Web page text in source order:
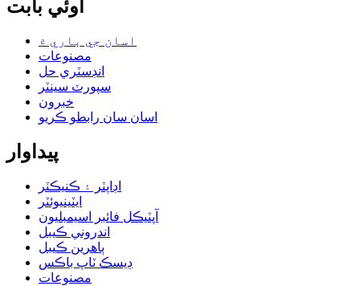
اوئي بابت
اسان جي باري ۾
مصنوعات
انڊسٽري حل
سپورٽ سينٽر
خبرون
اسان سان رابطو ڪريو
پيداوار
اڊاپٽر ۽ ڪنيڪٽر
ايٽينيوئٽر
آپٽيڪل فائبر اسيمبليون
اندروني ڪيبل
ٻاهرين ڪيبل
ڊيسڪ ٽاپ باڪس
مصنوعات